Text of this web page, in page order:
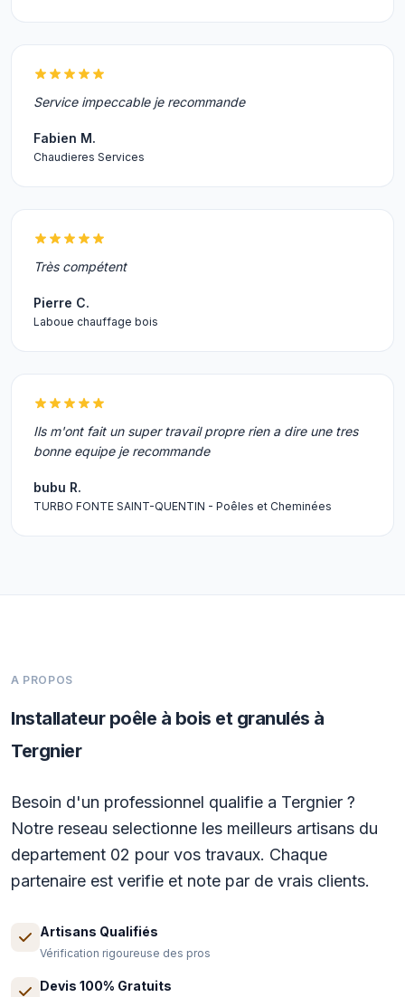
Service impeccable je recommande
Fabien M.
Chaudieres Services
Très compétent
Pierre C.
Laboue chauffage bois
Ils m'ont fait un super travail propre rien a dire une tres
bonne equipe je recommande
bubu R.
TURBO FONTE SAINT-QUENTIN - Poêles et Cheminées
A PROPOS
Installateur poêle à bois et granulés à
Tergnier
Besoin d'un professionnel qualifie a Tergnier ?
Notre reseau selectionne les meilleurs artisans du
departement 02 pour vos travaux. Chaque
partenaire est verifie et note par de vrais clients.
Artisans Qualifiés
Vérification rigoureuse des pros
Devis 100% Gratuits